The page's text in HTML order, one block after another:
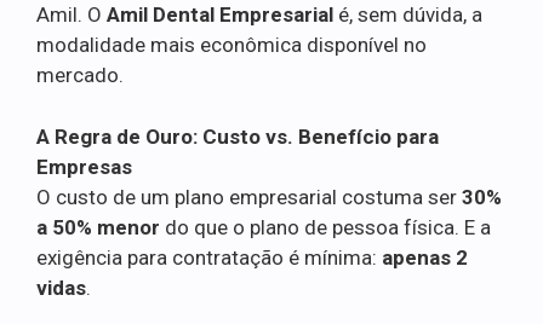
Amil. O Amil Dental Empresarial é, sem dúvida, a
modalidade mais econômica disponível no
mercado.
A Regra de Ouro: Custo vs. Benefício para
Empresas
O custo de um plano empresarial costuma ser 30%
a 50% menor do que o plano de pessoa física. E a
exigência para contratação é mínima: apenas 2
vidas.